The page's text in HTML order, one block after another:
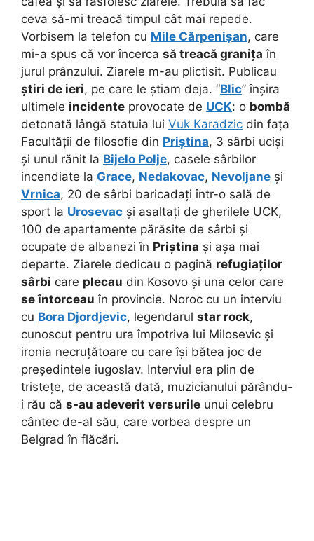
ceva să-mi treacă timpul cât mai repede.
Vorbisem la telefon cu Mile Cărpenișan, care
mi-a spus că vor încerca să treacă granița în
jurul prânzului. Ziarele m-au plictisit. Publicau
știri de ieri, pe care le știam deja. “Blic” înșira
ultimele incidente provocate de UCK: o bombă
detonată lângă statuia lui Vuk Karadzic din fața
Facultății de filosofie din Priștina, 3 sârbi uciși
și unul rănit la Bijelo Polje, casele sârbilor
incendiate la Grace, Nedakovac, Nevoljane și
Vrnica, 20 de sârbi baricadați într-o sală de
sport la Urosevac și asaltați de gherilele UCK,
100 de apartamente părăsite de sârbi și
ocupate de albanezi în Priștina și așa mai
departe. Ziarele dedicau o pagină refugiaților
sârbi care plecau din Kosovo și una celor care
se întorceau în provincie. Noroc cu un interviu
cu Bora Djordjevic, legendarul star rock,
cunoscut pentru ura împotriva lui Milosevic și
ironia necruțătoare cu care își bătea joc de
președintele iugoslav. Interviul era plin de
tristețe, de această dată, muzicianului părându-
i rău că s-au adeverit versurile unui celebru
cântec de-al său, care vorbea despre un
Belgrad în flăcări.